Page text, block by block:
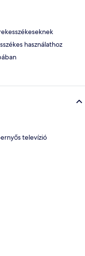
használathoz
televízió